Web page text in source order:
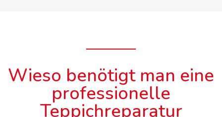
Wieso benötigt man eine
professionelle
Teppichreparatur